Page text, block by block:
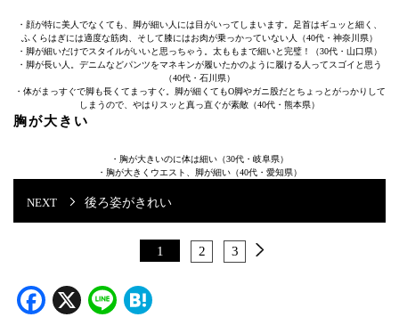
・顔が特に美人でなくても、脚が細い人には目がいってしまいます。足首はギュッと細く、
ふくらはぎには適度な筋肉、そして膝にはお肉が乗っかっていない人（40代・神奈川県）
・脚が細いだけでスタイルがいいと思っちゃう。太ももまで細いと完璧！（30代・山口県）
・脚が長い人。デニムなどパンツをマネキンが履いたかのように履ける人ってスゴイと思う
（40代・石川県）
・体がまっすぐで脚も長くてまっすぐ。脚が細くてもO脚やガニ股だとちょっとがっかりして
しまうので、やはりスッと真っ直ぐが素敵（40代・熊本県）
胸が大きい
・胸が大きいのに体は細い（30代・岐阜県）
・胸が大きくウエスト、脚が細い（40代・愛知県）
後ろ姿がきれい
1 2 3
Facebook
X Line